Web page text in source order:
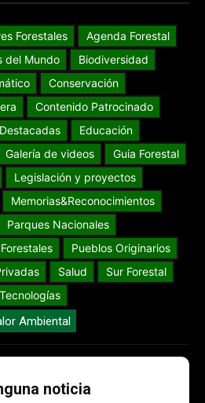
Forestales
Agenda Forestal
del Mundo
Biodiversidad
Conservación
Contenido Patrocinado
Destacadas
Educación
Galería de videos
Guia Forestal
Legislación y proyectos
Memorias&Reconocimientos
Parques Nacionales
Pueblos Originarios
Salud
Sur Forestal
Tecnologías
Ambiental
noticia